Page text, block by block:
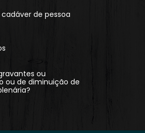
de pessoa
ou
ou de diminuição de